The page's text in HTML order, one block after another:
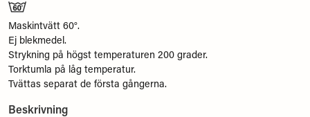
Maskintvätt 60°.
Ej blekmedel.
Strykning på högst temperaturen 200 grader.
Torktumla på låg temperatur.
Tvättas separat de första gångerna.
Beskrivning